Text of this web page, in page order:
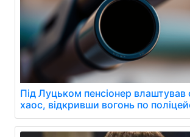
Під Луцьком пенсіонер влаштував
хаос, відкривши вогонь по